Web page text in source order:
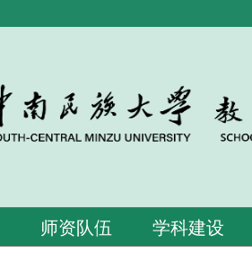
师资队伍 学科建设